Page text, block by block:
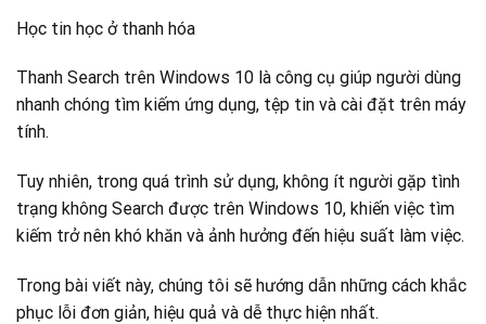
Học tin học ở thanh hóa
Thanh Search trên Windows 10 là công cụ giúp người dùng
nhanh chóng tìm kiếm ứng dụng, tệp tin và cài đặt trên máy
tính.
Tuy nhiên, trong quá trình sử dụng, không ít người gặp tình
trạng không Search được trên Windows 10, khiến việc tìm
kiếm trở nên khó khăn và ảnh hưởng đến hiệu suất làm việc.
Trong bài viết này, chúng tôi sẽ hướng dẫn những cách khắc
phục lỗi đơn giản, hiệu quả và dễ thực hiện nhất.